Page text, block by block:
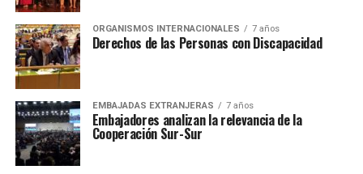
ORGANISMOS INTERNACIONALES 7 años
Derechos de las Personas con Discapacidad
EMBAJADAS EXTRANJERAS 7 años
Embajadores analizan la relevancia de la
Cooperación Sur-Sur